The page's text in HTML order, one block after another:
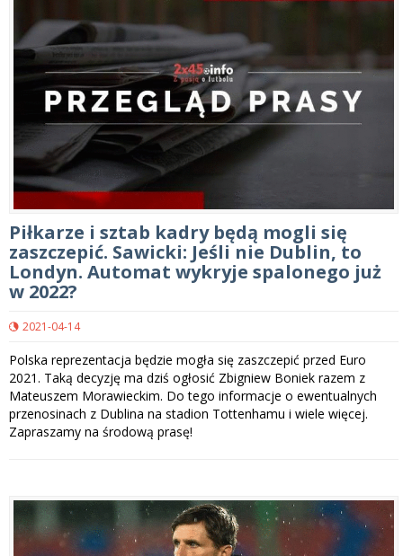
Piłkarze i sztab kadry będą mogli się
zaszczepić. Sawicki: Jeśli nie Dublin, to
Londyn. Automat wykryje spalonego już
w 2022?
2021-04-14
Polska reprezentacja będzie mogła się zaszczepić przed Euro
2021. Taką decyzję ma dziś ogłosić Zbigniew Boniek razem z
Mateuszem Morawieckim. Do tego informacje o ewentualnych
przenosinach z Dublina na stadion Tottenhamu i wiele więcej.
Zapraszamy na środową prasę!